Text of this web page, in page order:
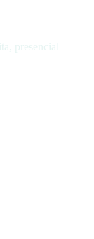
presencial